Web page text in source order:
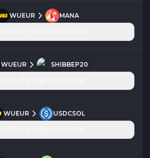
WUEUR MANA
WUEUR SHIBBEP20
WUEUR USDCSOL